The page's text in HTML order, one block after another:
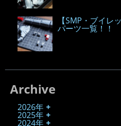
【SMP・ブイレ
パーツ一覧！！
Archive
2026年
2025年
2024年